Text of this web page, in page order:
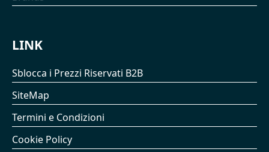
LINK
Sblocca i Prezzi Riservati B2B
SiteMap
Termini e Condizioni
Cookie Policy